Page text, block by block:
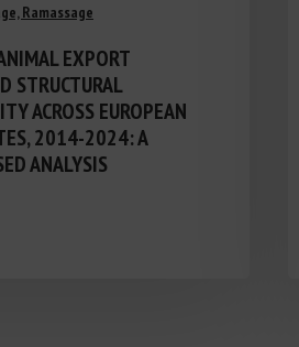
Ramassage
EXPORT
STRUCTURAL
ACROSS EUROPEAN
2014-2024: A
ANALYSIS